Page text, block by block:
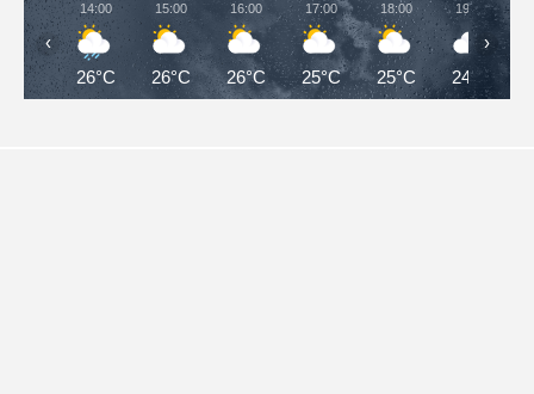
14:00
26°C
15:00
26°C
16:00
26°C
17:00
25°C
18:00
25°C
19:00
24°C
‹ ›